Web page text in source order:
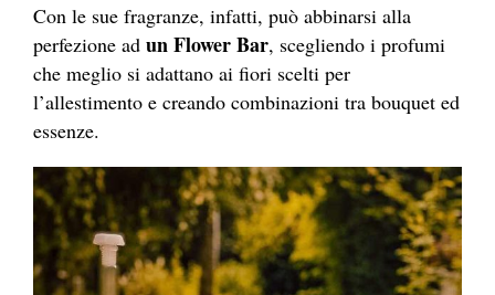
Con le sue fragranze, infatti, può abbinarsi alla
perfezione ad un Flower Bar, scegliendo i profumi
che meglio si adattano ai fiori scelti per
l’allestimento e creando combinazioni tra bouquet ed
essenze.